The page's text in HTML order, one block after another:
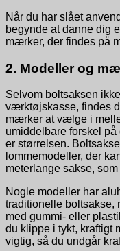
Når du har slået
begynde at danne dig
mærker, der findes på
2. Modeller og
Selvom boltsaksen
værktøjskasse, findes
mærker at vælge i
umiddelbare forskel
er størrelsen.
lommemodeller, der
meterlange sakse,
Nogle modeller har
traditionelle boltsakse,
med gummi- eller
du klippe i tykt, kraftigt
vigtig, så du undgår